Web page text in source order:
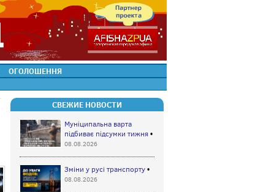
ОГОЛОШЕННЯ
СВЕЖИЕ НОВОСТИ
Муніципальна варта
підбиває підсумки тижня•
08.08.2026
Зміни у русі транспорту•
08.08.2026